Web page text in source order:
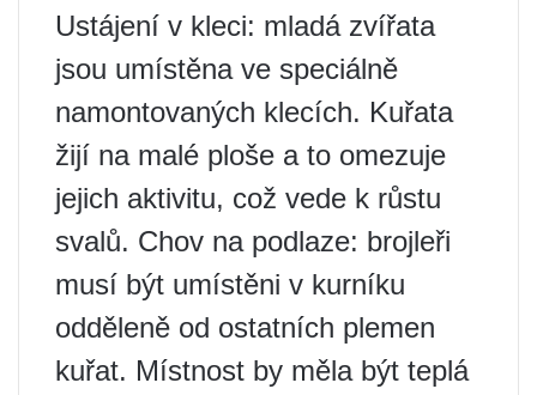
Ustájení v kleci: mladá zvířata
jsou umístěna ve speciálně
namontovaných klecích. Kuřata
žijí na malé ploše a to omezuje
jejich aktivitu, což vede k růstu
svalů. Chov na podlaze: brojleři
musí být umístěni v kurníku
odděleně od ostatních plemen
kuřat. Místnost by měla být teplá